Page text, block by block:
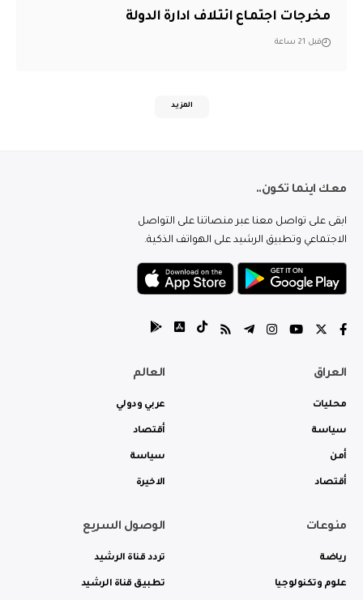
مخرجات اجتماع ائتلاف ادارة الدولة
قبل 21 ساعة
المزيد
معك اينما تكون..
ابقى على تواصل معنا عبر منصاتنا على التواصل
الاجتماعي وتطبيق الرشيد على الهواتف الذكية.
العراق
محليات
سياسة
أمن
أقتصاد
العالم
عربي ودولي
أقتصاد
سياسة
الاخيرة
منوعات
رياضة
علوم وتكنولوجيا
الوصول السريع
تردد قناة الرشيد
تطبيق قناة الرشيد